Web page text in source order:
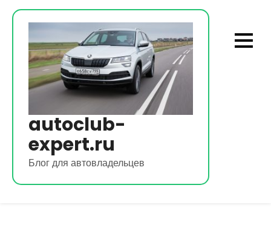
Перейти
содержимому
autoclub-
expert.ru
Блог для автовладельцев